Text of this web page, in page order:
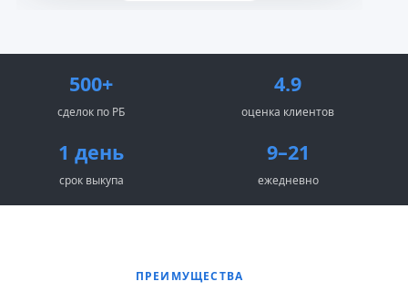
500+
сделок по РБ
4.9
оценка клиентов
1 день
срок выкупа
9–21
ежедневно
ПРЕИМУЩЕСТВА